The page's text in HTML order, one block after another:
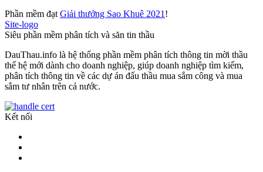
Phần mềm đạtGiải thưởng Sao Khuê 2021!
Site-logo
Siêu phần mềm phân tích và săn tin thầu
DauThau.info là hệ thống phần mềm phân tích thông tin mời thầu
thế hệ mới dành cho doanh nghiệp, giúp doanh nghiệp tìm kiếm,
phân tích thông tin về các dự án đấu thầu mua sắm công và mua
sắm tư nhân trên cả nước.
Kết nối